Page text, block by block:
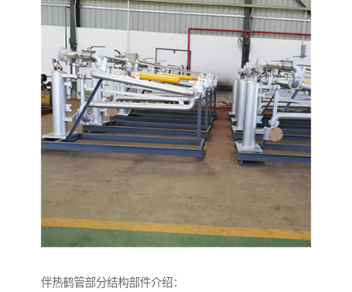
伴热鹤管部分结构部件介绍：